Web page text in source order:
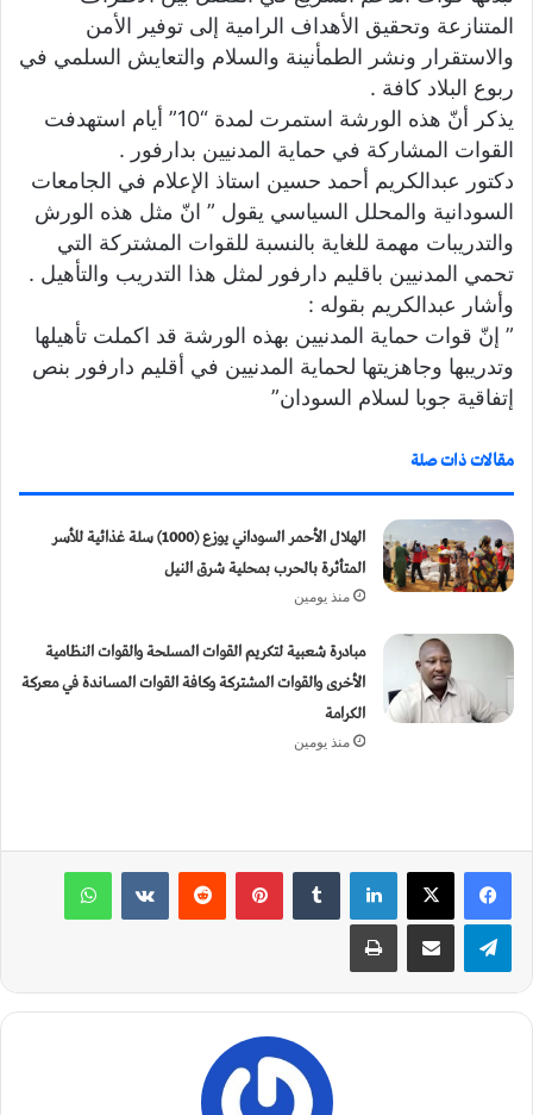
المتنازعة وتحقيق الأهداف الرامية إلى توفير الأمن
والاستقرار ونشر الطمأنينة والسلام والتعايش السلمي في
ربوع البلاد كافة .
يذكر أنّ هذه الورشة استمرت لمدة “10” أيام استهدفت
القوات المشاركة في حماية المدنيين بدارفور .
دكتور عبدالكريم أحمد حسين استاذ الإعلام في الجامعات
السودانية والمحلل السياسي يقول ” انّ مثل هذه الورش
والتدريبات مهمة للغاية بالنسبة للقوات المشتركة التي
تحمي المدنيين باقليم دارفور لمثل هذا التدريب والتأهيل .
وأشار عبدالكريم بقوله :
” إنّ قوات حماية المدنيين بهذه الورشة قد اكملت تأهيلها
وتدريبها وجاهزيتها لحماية المدنيين في أقليم دارفور بنص
إتفاقية جوبا لسلام السودان”
مقالات ذات صلة
الهلال الأحمر السوداني يوزع (1000) سلة غذائية للأسر
المتأثرة بالحرب بمحلية شرق النيل
منذ يومين
مبادرة شعبية لتكريم القوات المسلحة والقوات النظامية
الأخرى والقوات المشتركة وكافة القوات المساندة في معركة
الكرامة
منذ يومين
لينكدإن بينتيريست